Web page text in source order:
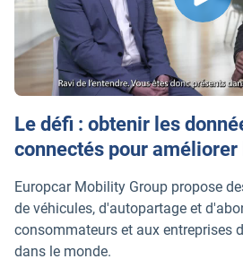
Le défi : obtenir les
connectés pour
Europcar Mobility Group propose
de véhicules, d'autopartage et
consommateurs et aux entreprises
dans le monde.